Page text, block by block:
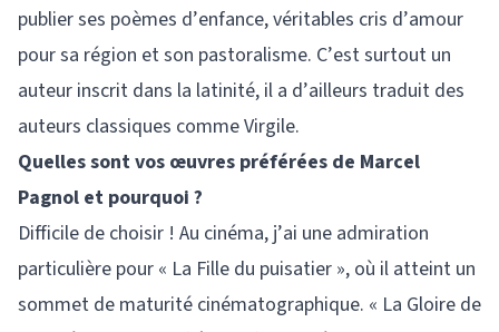
publier ses poèmes d’enfance, véritables cris d’amour
pour sa région et son pastoralisme. C’est surtout un
auteur inscrit dans la latinité, il a d’ailleurs traduit des
auteurs classiques comme Virgile.
Quelles sont vos œuvres préférées de Marcel
Pagnol et pourquoi ?
Difficile de choisir ! Au cinéma, j’ai une admiration
particulière pour « La Fille du puisatier », où il atteint un
sommet de maturité cinématographique. « La Gloire de